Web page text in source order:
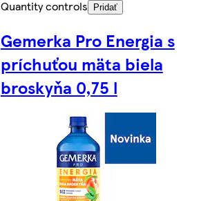
Quantity controls
Pridať
Gemerka Pro Energia s
príchuťou mäta biela
broskyňa 0,75 l